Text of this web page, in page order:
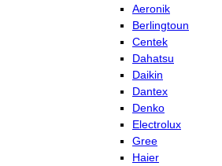
Aeronik
Berlingtoun
Centek
Dahatsu
Daikin
Dantex
Denko
Electrolux
Gree
Haier